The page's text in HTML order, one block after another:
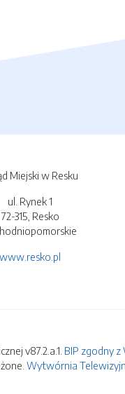
Miejski w Resku
ul. Rynek 1
72-315, Resko
www.resko.pl
v87.2.a.1. BIP zgodny z
Wytwórnia